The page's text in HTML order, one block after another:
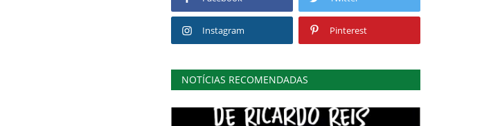
Instagram Pinterest
NOTÍCIAS RECOMENDADAS